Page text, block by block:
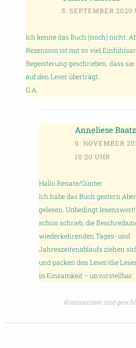
5. SEPTEMBER 2020
Ich kenne das Buch (noch) nicht.
Rezension ist mit so viel
Begeisterung geschrieben, dass
auf den Leser überträgt.
G.A.
Anneliese Baatz
9. NOVEMBER
10:20 UHR
Hallo Renate/Günter
Ich habe das Buch gestern
gelesen. Unbedingt
schon schrieb, die
wiederkehrenden Tages- und
Jahreszeitenablaufs ziehen
und packen den Leser/die
in Einsamkeit – unvorstellbar.
Kommentare sind